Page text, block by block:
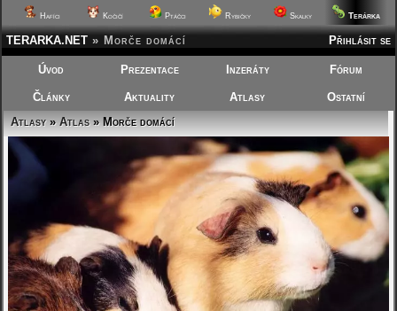
Hafíci Kočičí Ptáčci Rybičky Skalky Terárka
Přihlásit se
TERARKA.NET » Morče domácí
Úvod Prezentace Inzeráty Fórum
Články Aktuality Atlasy
Ostatní
Atlasy»Atlas» Morče domácí